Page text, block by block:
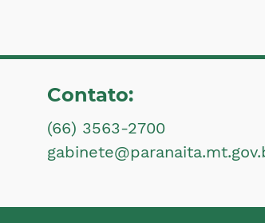
Contato:
(66) 3563-2700